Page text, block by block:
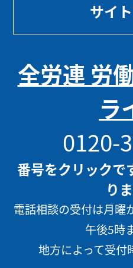
サイ
全労連 労
ラ
0120-
番号をクリックで
り
電話相談の受付は月曜
午後5時
地方によって受付